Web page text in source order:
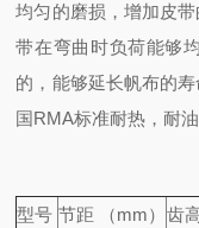
均匀的磨损，增加皮
带在弯曲时负荷能够
的，能够延长帆布的
国RMA标准耐热，耐
型号 节距 （mm） 齿